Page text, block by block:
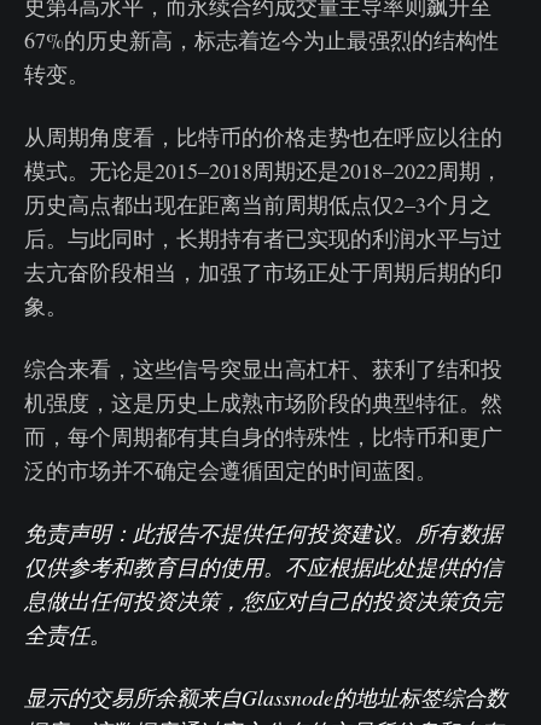
史第4高水平，而永续合约成交量主导率则飙升至
67%的历史新高，标志着迄今为止最强烈的结构性
转变。
从周期角度看，比特币的价格走势也在呼应以往的
模式。无论是2015–2018周期还是2018–2022周期，
历史高点都出现在距离当前周期低点仅2–3个月之
后。与此同时，长期持有者已实现的利润水平与过
去亢奋阶段相当，加强了市场正处于周期后期的印
象。
综合来看，这些信号突显出高杠杆、获利了结和投
机强度，这是历史上成熟市场阶段的典型特征。然
而，每个周期都有其自身的特殊性，比特币和更广
泛的市场并不确定会遵循固定的时间蓝图。
免责声明：此报告不提供任何投资建议。所有数据
仅供参考和教育目的使用。不应根据此处提供的信
息做出任何投资决策，您应对自己的投资决策负完
全责任。
显示的交易所余额来自Glassnode的地址标签综合数